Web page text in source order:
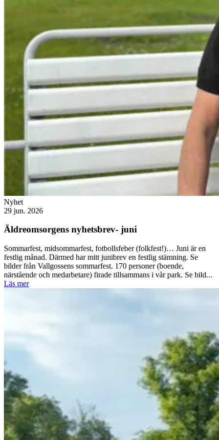
Nyhet
29 jun. 2026
Äldreomsorgens nyhetsbrev- juni
Sommarfest, midsommarfest, fotbollsfeber (folkfest!)… Juni är en
festlig månad. Därmed har mitt junibrev en festlig stämning. Se
bilder från Vallgossens sommarfest. 170 personer (boende,
närstående och medarbetare) firade tillsammans i vår park. Se bild...
Läs mer